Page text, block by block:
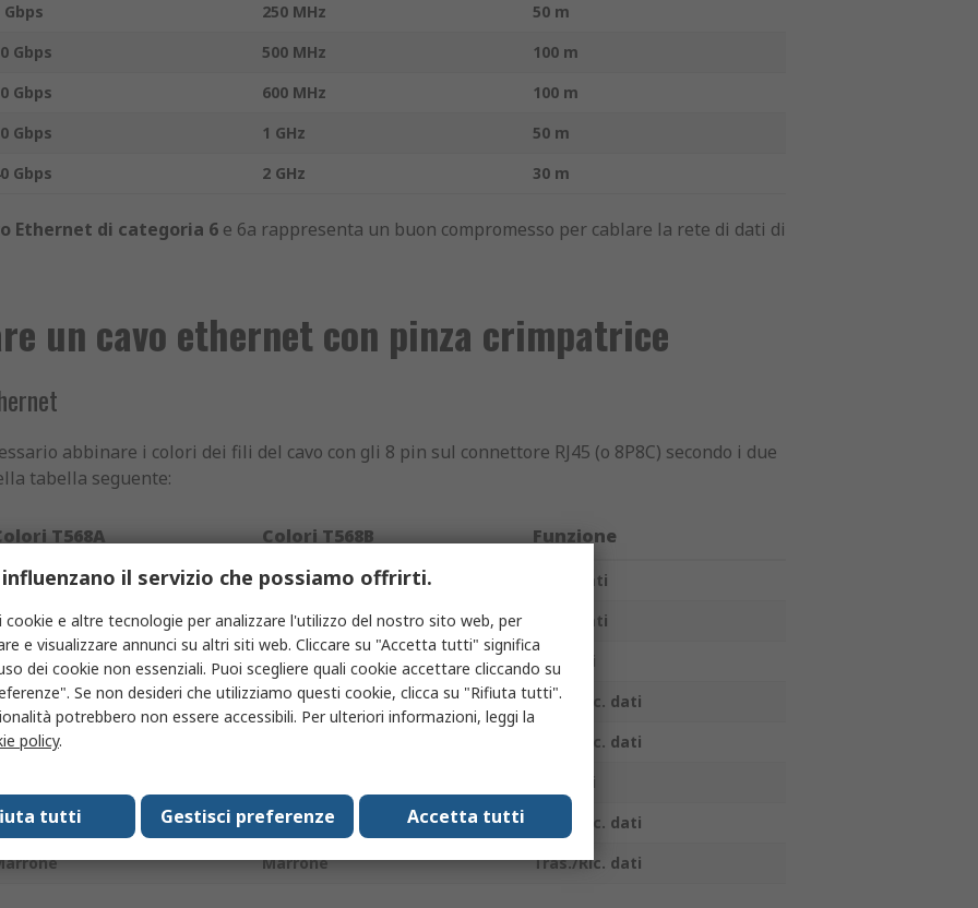
Gbps 250 MHz
50 m
Gbps 500 MHz
100 m
Gbps 600 MHz
100 m
Gbps 1 GHz
50 m
Gbps 2 GHz 30 m
Ethernet di categoria 6 e 6a rappresenta un buon compromesso per cablare la rete di dati di
un cavo ethernet con pinza crimpatrice
abbinare i colori dei fili del cavo con gli 8 pin sul connettore RJ45 (o 8P8C) secondo i due
tabella seguente:
T568A Colori T568B Funzione
Verde Bianco/Arancio
Tras. dati
Arancio
Tras. dati
Arancio Bianco/Verde
Ric. dati
Blu
Tras./Ric. dati
Blu
Tras./Ric. dati
Ric. dati
Marrone Bianco/Marrone
Tras./Ric. dati
Marrone Tras./Ric. dati
il servizio che possiamo offrirti.
cookie e altre tecnologie per analizzare l'utilizzo del nostro sito web, per
e visualizzare annunci su altri siti web. Cliccare su "Accetta tutti" significa
dei cookie non essenziali. Puoi scegliere quali cookie accettare cliccando su
Se non desideri che utilizziamo questi cookie, clicca su "Rifiuta tutti".
potrebbero non essere accessibili. Per ulteriori informazioni, leggi la
policy.
Accetta tutti
Gestisci preferenze
tutti